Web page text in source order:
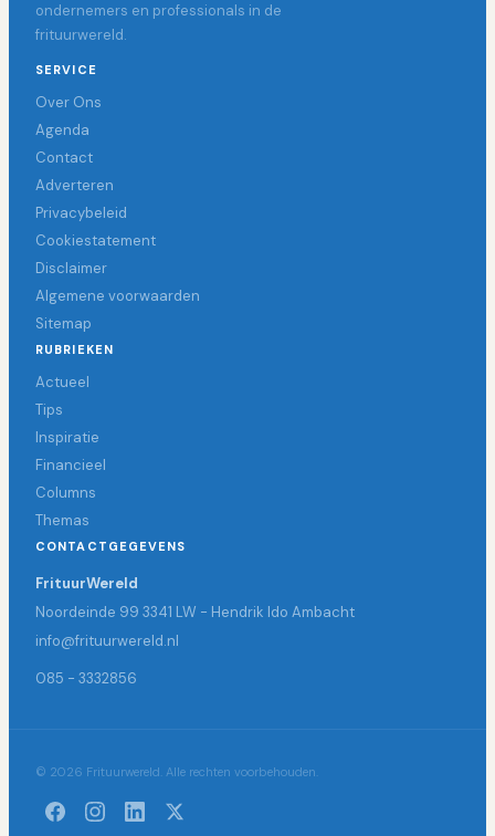
ondernemers en professionals in de
frituurwereld.
SERVICE
Over Ons
Agenda
Contact
Adverteren
Privacybeleid
Cookiestatement
Disclaimer
Algemene voorwaarden
Sitemap
RUBRIEKEN
Actueel
Tips
Inspiratie
Financieel
Columns
Themas
CONTACTGEGEVENS
FrituurWereld
Noordeinde 99 3341 LW - Hendrik Ido Ambacht
info@frituurwereld.nl
085 - 3332856
© 2026 Frituurwereld. Alle rechten voorbehouden.